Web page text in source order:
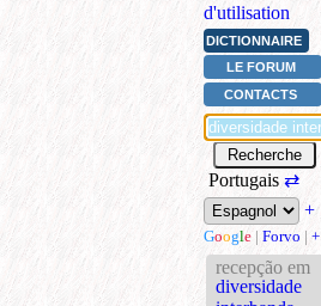
d'utilisation
DICTIONNAIRE
LE FORUM
CONTACTS
Portugais ⇄
+
Google | Forvo | +
recepção em
diversidade